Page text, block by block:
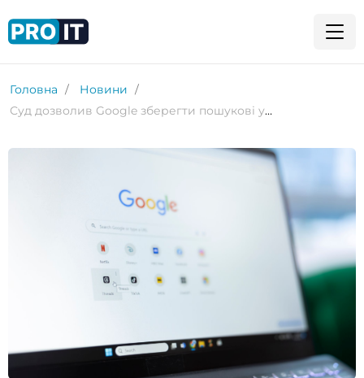
Головна
Новини
Суд дозволив Google зберегти пошукові угоди з Apple та Mozilla